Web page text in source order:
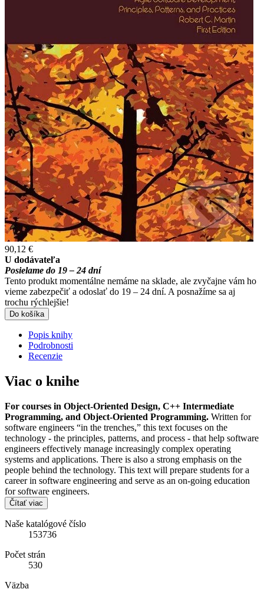
90,12 €
U dodávateľa
Posielame do 19 – 24 dní
Tento produkt momentálne nemáme na sklade, ale zvyčajne vám ho
vieme zabezpečiť a odoslať do 19 – 24 dní. A posnažíme sa aj
trochu rýchlejšie!
Do košíka
Popis knihy
Podrobnosti
Recenzie
Viac o knihe
For courses in Object-Oriented Design, C++ Intermediate
Programming, and Object-Oriented Programming. Written for
software engineers “in the trenches,” this text focuses on the
technology - the principles, patterns, and process - that help software
engineers effectively manage increasingly complex operating
systems and applications. There is also a strong emphasis on the
people behind the technology. This text will prepare students for a
career in software engineering and serve as an on-going education
for software engineers.
Čítať viac
Naše katalógové číslo
153736
Počet strán
530
Väzba